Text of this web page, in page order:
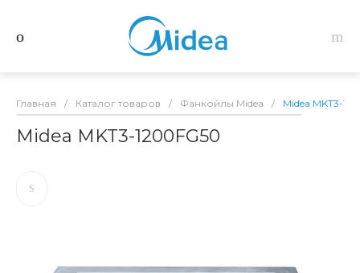
Главная / Каталог товаров / Фанкойлы Midea / Midea MKT3-
Midea MKT3-1200FG50